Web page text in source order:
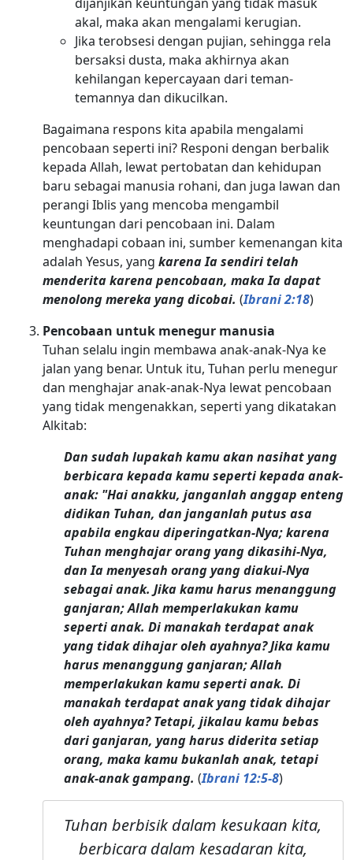
akal, maka akan mengalami kerugian.
Jika terobsesi dengan pujian, sehingga rela
bersaksi dusta, maka akhirnya akan
kehilangan kepercayaan dari teman-
temannya dan dikucilkan.
Bagaimana respons kita apabila mengalami
pencobaan seperti ini? Responi dengan berbalik
kepada Allah, lewat pertobatan dan kehidupan
baru sebagai manusia rohani, dan juga lawan dan
perangi Iblis yang mencoba mengambil
keuntungan dari pencobaan ini. Dalam
menghadapi cobaan ini, sumber kemenangan kita
adalah Yesus, yang karena Ia sendiri telah
menderita karena pencobaan, maka Ia dapat
menolong mereka yang dicobai. (Ibrani 2:18)
Pencobaan untuk menegur manusia
Tuhan selalu ingin membawa anak-anak-Nya ke
jalan yang benar. Untuk itu, Tuhan perlu menegur
dan menghajar anak-anak-Nya lewat pencobaan
yang tidak mengenakkan, seperti yang dikatakan
Alkitab:
Dan sudah lupakah kamu akan nasihat yang
berbicara kepada kamu seperti kepada anak-
anak: "Hai anakku, janganlah anggap enteng
didikan Tuhan, dan janganlah putus asa
apabila engkau diperingatkan-Nya; karena
Tuhan menghajar orang yang dikasihi-Nya,
dan Ia menyesah orang yang diakui-Nya
sebagai anak. Jika kamu harus menanggung
ganjaran; Allah memperlakukan kamu
seperti anak. Di manakah terdapat anak
yang tidak dihajar oleh ayahnya? Jika kamu
harus menanggung ganjaran; Allah
memperlakukan kamu seperti anak. Di
manakah terdapat anak yang tidak dihajar
oleh ayahnya? Tetapi, jikalau kamu bebas
dari ganjaran, yang harus diderita setiap
orang, maka kamu bukanlah anak, tetapi
anak-anak gampang. (Ibrani 12:5-8)
Tuhan berbisik dalam kesukaan kita,
berbicara dalam kesadaran kita,